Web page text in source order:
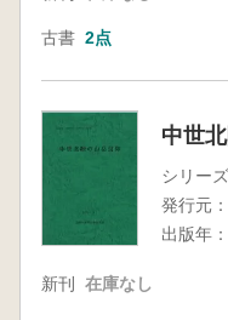
古書 2点
中世
シリーズ
発行元：
出版年：
新刊 在庫なし